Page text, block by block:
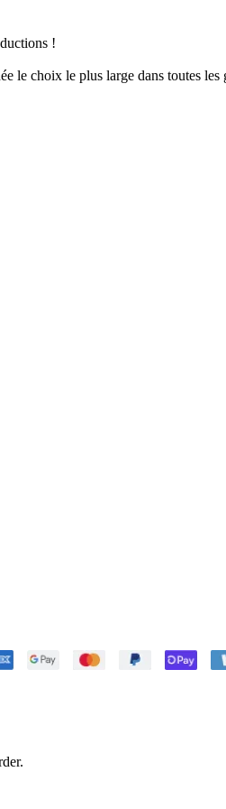
!
le choix le plus large dans toutes